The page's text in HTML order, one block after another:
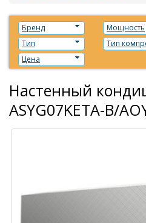
Бренд
Мощность
Тип
Тип
Цена
Настенный
ASYG07KETA-B/